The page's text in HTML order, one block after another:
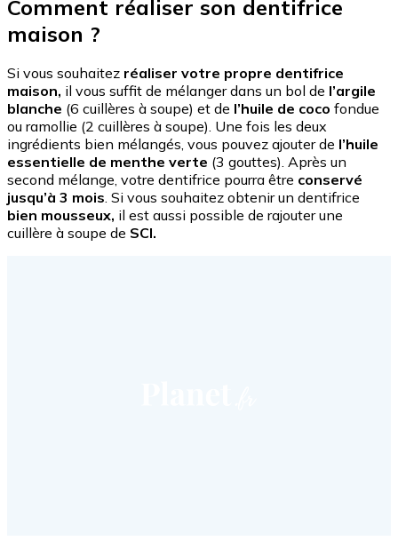
Comment réaliser son dentifrice
maison ?
Si vous souhaitez réaliser votre propre dentifrice
maison, il vous suffit de mélanger dans un bol de l’argile
blanche (6 cuillères à soupe) et de l’huile de coco fondue
ou ramollie (2 cuillères à soupe). Une fois les deux
ingrédients bien mélangés, vous pouvez ajouter de l’huile
essentielle de menthe verte (3 gouttes). Après un
second mélange, votre dentifrice pourra être conservé
jusqu’à 3 mois. Si vous souhaitez obtenir un dentifrice
bien mousseux, il est aussi possible de rajouter une
cuillère à soupe de SCI.